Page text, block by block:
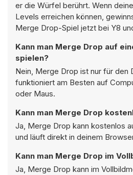
er die Würfel berührt. Wenn
Levels erreichen können,
Merge Drop-Spiel jetzt bei Y8
Kann man Merge Drop auf
spielen?
Nein, Merge Drop ist nur für den
funktioniert am Besten auf
oder Maus.
Kann man Merge Drop
Ja, Merge Drop kann kostenlos
und läuft direkt in deinem
Kann man Merge Drop im
Ja, Merge Drop kann im